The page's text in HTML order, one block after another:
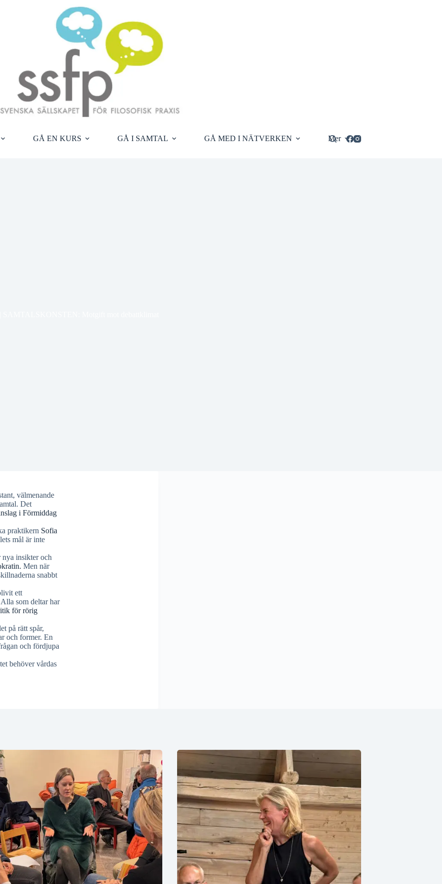
GÅ EN KURS GÅ I SAMTAL GÅ MED I NÄTVERKEN Mer
välmenande
Det
i Förmiddag
praktikern Sofia
mål är inte
insikter och
Men när
snabbt
ett
som deltar har
för rörig
på rätt spår,
och former. En
och fördjupa
behöver vårdas